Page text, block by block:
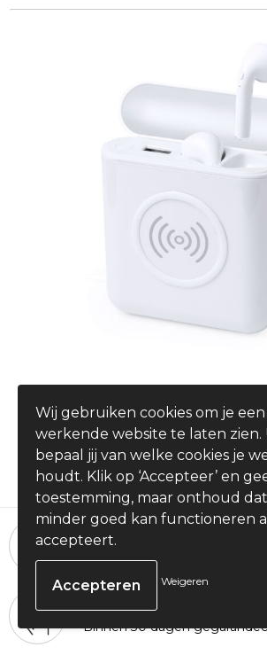
Power Bank Oordopjes
vanaf € 16,20
24 uur per dag, 7
Bestellingen plaatsen
100% Tevredenheid
Binnen 30 dagen
Wij gebruiken cookies om je
werkende website te laten zien.
bepaal jij van welke cookies je
houdt. Klik op ‘Accepteer’ en
toestemming, maar onthoud
minder goed kan functioneren
accepteert.
Weigeren